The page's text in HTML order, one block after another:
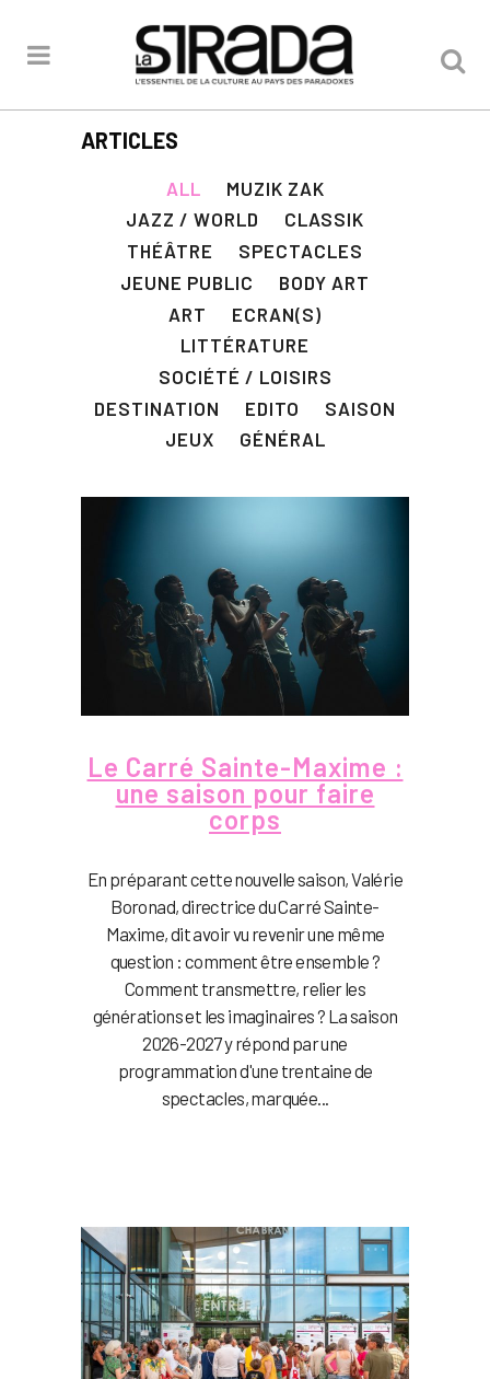
ARTICLES
ALL
MUZIK ZAK
JAZZ / WORLD
CLASSIK
THÉÂTRE
SPECTACLES
JEUNE PUBLIC
BODY ART
ART
ECRAN(S)
LITTÉRATURE
SOCIÉTÉ / LOISIRS
DESTINATION
EDITO
SAISON
JEUX
GÉNÉRAL
Le Carré Sainte-Maxime :
une saison pour faire
corps
En préparant cette nouvelle saison, Valérie
Boronad, directrice du Carré Sainte-
Maxime, dit avoir vu revenir une même
question : comment être ensemble ?
Comment transmettre, relier les
générations et les imaginaires ? La saison
2026-2027 y répond par une
programmation d'une trentaine de
spectacles, marquée...